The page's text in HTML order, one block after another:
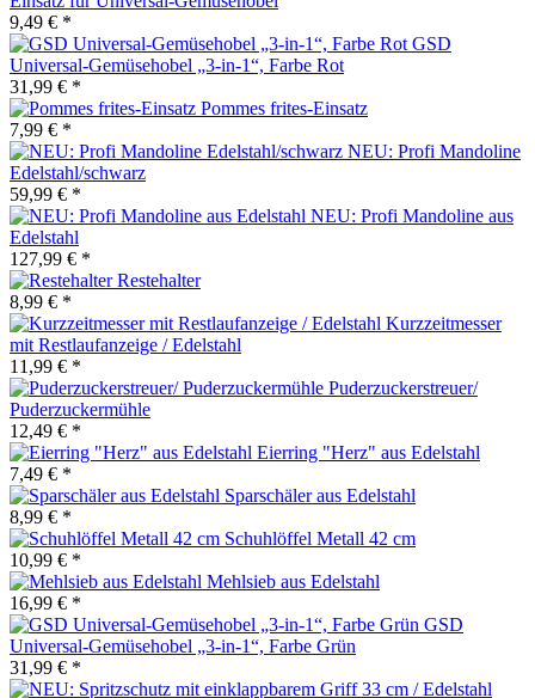
9,49 € *
GSD
Universal-Gemüsehobel „3-in-1“, Farbe Rot
31,99 € *
Pommes frites-Einsatz
7,99 € *
NEU: Profi Mandoline
Edelstahl/schwarz
59,99 € *
NEU: Profi Mandoline aus
Edelstahl
127,99 € *
Restehalter
8,99 € *
Kurzzeitmesser
mit Restlaufanzeige / Edelstahl
11,99 € *
Puderzuckerstreuer/
Puderzuckermühle
12,49 € *
Eierring "Herz" aus Edelstahl
7,49 € *
Sparschäler aus Edelstahl
8,99 € *
Schuhlöffel Metall 42 cm
10,99 € *
Mehlsieb aus Edelstahl
16,99 € *
GSD
Universal-Gemüsehobel „3-in-1“, Farbe Grün
31,99 € *